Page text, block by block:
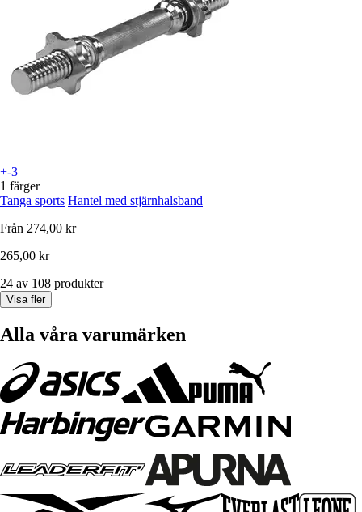
+-3
1 färger
Tanga sports Hantel med stjärnhalsband
Från 274,00 kr
265,00 kr
24 av 108 produkter
Visa fler
Alla våra varumärken